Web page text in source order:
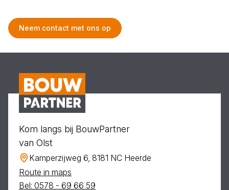
Neem contact met ons op
Kom langs bij BouwPartner
van Olst
Kamperzijweg 6, 8181 NC Heerde
Route in maps
Bel: 0578 - 69 66 59